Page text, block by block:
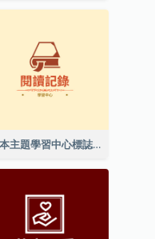
書本主題學習中心標誌